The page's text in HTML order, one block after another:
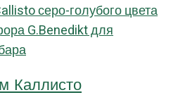
Каллисто